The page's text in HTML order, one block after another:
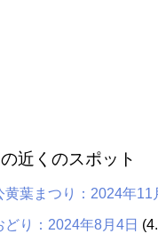
近くのスポット
黄葉まつり：2024年11
り：2024年8月4日